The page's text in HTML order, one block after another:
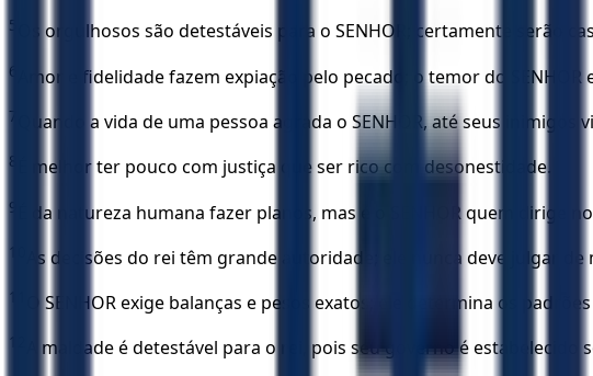
5 Os orgulhosos são detestáveis para o SENHOR; certamente serão
6 Amor e fidelidade fazem expiação pelo pecado; o temor do SENHOR
7 Quando a vida de uma pessoa agrada o SENHOR, até seus inimigos
8 É melhor ter pouco com justiça que ser rico com desonestidade.
9 É da natureza humana fazer planos, mas é o SENHOR quem dirige
10 As decisões do rei têm grande autoridade; ele nunca deve julgar
11 O SENHOR exige balanças e pesos exatos; ele determina os
12 A maldade é detestável para o rei, pois seu governo é estabelecido